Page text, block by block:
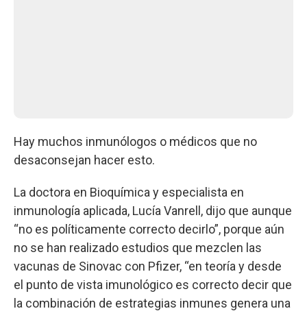
Hay muchos inmunólogos o médicos que no
desaconsejan hacer esto.
La doctora en Bioquímica y especialista en
inmunología aplicada, Lucía Vanrell, dijo que aunque
“no es políticamente correcto decirlo”, porque aún
no se han realizado estudios que mezclen las
vacunas de Sinovac con Pfizer, “en teoría y desde
el punto de vista imunológico es correcto decir que
la combinación de estrategias inmunes genera una